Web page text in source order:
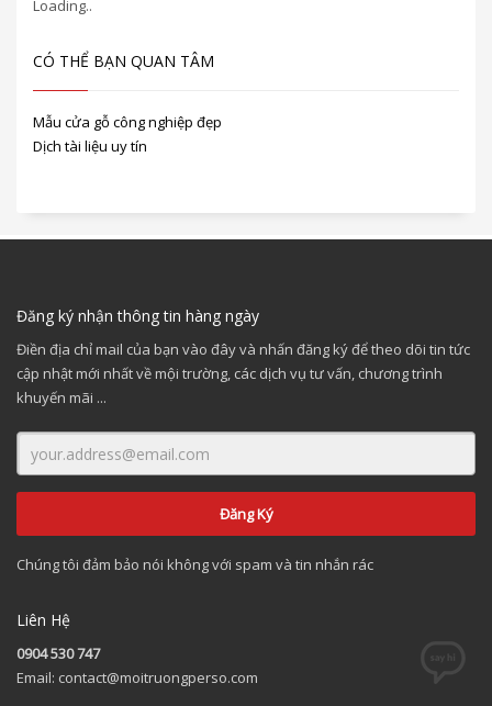
CÓ THỂ BẠN QUAN TÂM
Mẫu cửa gỗ công nghiệp đẹp
Dịch tài liệu uy tín
Đăng ký nhận thông tin hàng ngày
Điền địa chỉ mail của bạn vào đây và nhấn đăng ký để theo dõi tin tức
cập nhật mới nhất về mội trường, các dịch vụ tư vấn, chương trình
khuyến mãi ...
Chúng tôi đảm bảo nói không với spam và tin nhắn rác
Liên Hệ
0904 530 747
Email: contact@moitruongperso.com